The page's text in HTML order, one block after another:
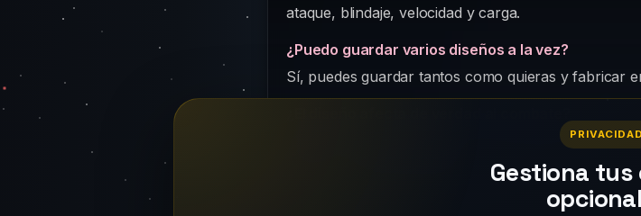
ataque, blindaje, velocidad y carga.
¿Puedo guardar varios diseños a la vez?
Sí, puedes guardar tantos como quieras y fabricar
Mucho. Una flota menor con naves bien
PRIVACIDAD
Gestiona tus